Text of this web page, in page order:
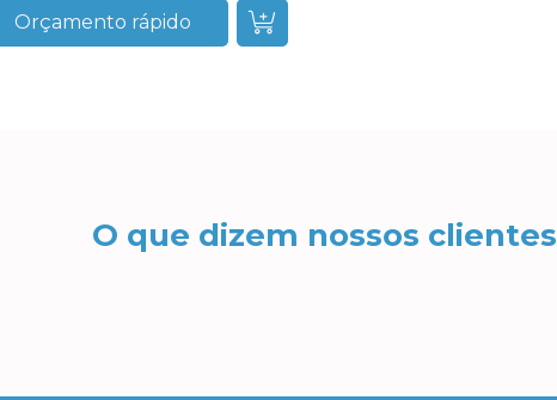
Orçamento rápido
O que dizem nossos clientes